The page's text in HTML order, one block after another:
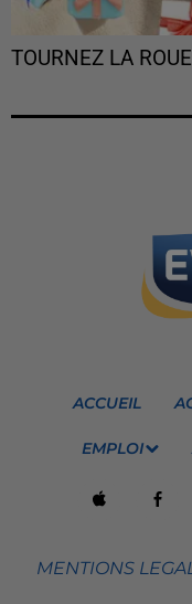
TOURNEZ LA
ACCUEIL
EMPLOI
MENTIONS